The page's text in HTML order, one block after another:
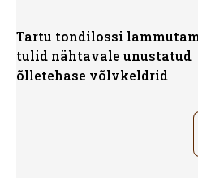
Tartu tondilossi
tulid nähtavale unustatud
õlletehase võlvkeldrid